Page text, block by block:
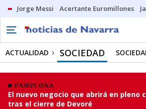
Jorge Messi Acertante Euromillones
ACTUALIDAD SOCIEDAD
PAMPLONA
El nuevo negocio que abrirá en pleno
tras el cierre de Devoré